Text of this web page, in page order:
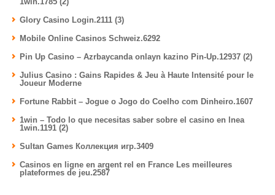
Glory Casino Login.2111 (3)
Mobile Online Casinos Schweiz.6292
Pin Up Casino – Azrbaycanda onlayn kazino Pin-Up.12937 (2)
Julius Casino : Gains Rapides & Jeu à Haute Intensité pour le
Joueur Moderne
Fortune Rabbit – Jogue o Jogo do Coelho com Dinheiro.1607
1win – Todo lo que necesitas saber sobre el casino en lnea
1win.1191 (2)
Sultan Games Коллекция игр.3409
Casinos en ligne en argent rel en France Les meilleures
plateformes de jeu.2587